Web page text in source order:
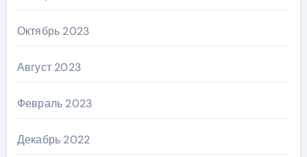
Октябрь 2023
Август 2023
Февраль 2023
Декабрь 2022